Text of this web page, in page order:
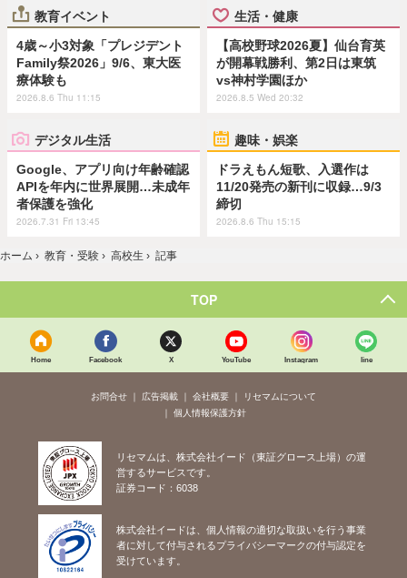
教育イベント
4歳～小3対象「プレジデント
Family祭2026」9/6、東大医
療体験も
2026.8.6 Thu 11:15
生活・健康
【高校野球2026夏】仙台育英
が開幕戦勝利、第2日は東筑
vs神村学園ほか
2026.8.5 Wed 20:32
デジタル生活
Google、アプリ向け年齢確認
APIを年内に世界展開…未成年
者保護を強化
2026.7.31 Fri 13:45
趣味・娯楽
ドラえもん短歌、入選作は
11/20発売の新刊に収録…9/3
締切
2026.8.6 Thu 15:15
ホーム › 教育・受験 › 高校生 › 記事
TOP
Home Facebook X YouTube Instagram line
お問合せ 広告掲載 会社概要
リセマムについて
個人情報保護方針
リセマムは、株式会社イード（東証グロース上場）の運
営するサービスです。
証券コード：6038
株式会社イードは、個人情報の適切な取扱いを行う事業
者に対して付与されるプライバシーマークの付与認定を
受けています。